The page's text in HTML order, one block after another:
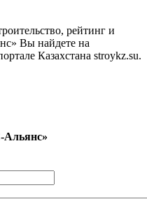
рейтинг и
Вы найдете на
Казахстана stroykz.su.